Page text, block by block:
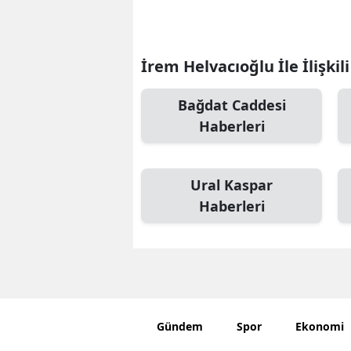
İrem Helvacıoğlu İle
Bağdat Caddesi
Haberleri
Ural Kaspar
Haberleri
Gündem Spor Ekonomi